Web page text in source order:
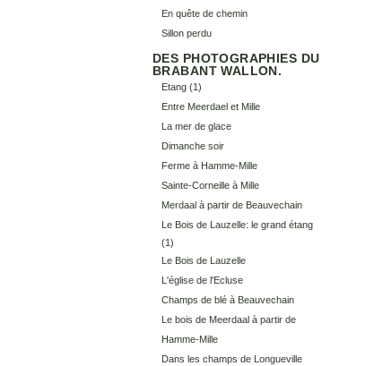
En quête de chemin
Sillon perdu
DES PHOTOGRAPHIES DU
BRABANT WALLON.
Etang (1)
Entre Meerdael et Mille
La mer de glace
Dimanche soir
Ferme à Hamme-Mille
Sainte-Corneille à Mille
Merdaal à partir de Beauvechain
Le Bois de Lauzelle: le grand étang
(1)
Le Bois de Lauzelle
L'église de l'Ecluse
Champs de blé à Beauvechain
Le bois de Meerdaal à partir de
Hamme-Mille
Dans les champs de Longueville